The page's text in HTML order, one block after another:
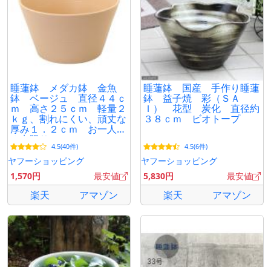
睡蓮鉢 メダカ鉢 金魚
鉢 ベージュ 直径４４ｃ
ｍ 高さ２５ｃｍ 軽量２
ｋｇ、割れにくい、頑丈な
厚み１．２ｃｍ お一人様
３点限り
4.5(40件)
ヤフーショッピング
1,570円
最安値
楽天 アマゾン
睡蓮鉢 国産 手作り睡蓮
鉢 益子焼 彩（ＳＡ
Ｉ） 花型 炭化 直径約
３８ｃｍ ビオトープ
4.5(6件)
ヤフーショッピング
5,830円
最安値
楽天 アマゾン